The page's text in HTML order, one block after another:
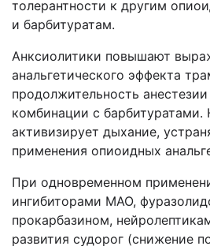
толерантности к другим
и барбитуратам.
Анксиолитики повышают
анальгетического эффекта
продолжительность
комбинации с барбитуратами.
активизирует дыхание,
применения опиоидных
При одновременном
ингибиторами МАО,
прокарбазином,
развития судорог (снижение